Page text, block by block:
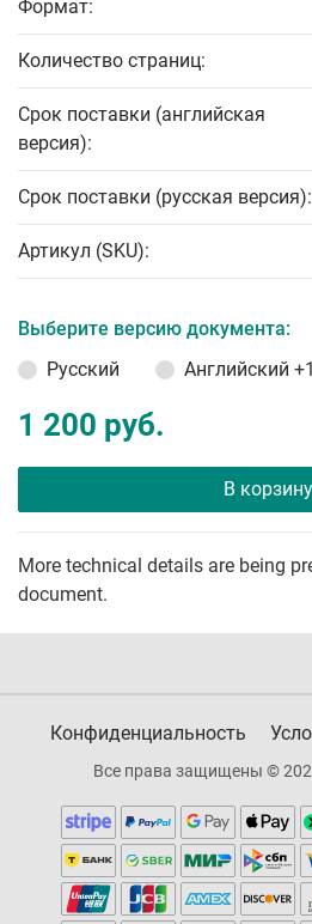
Формат:
Количество страниц:
Срок поставки (английская
версия):
Срок поставки (русская версия):
Артикул (SKU):
Выберите версию документа:
Русский
Английский
1 200 руб.
В корзину
More technical details are being
document.
Конфиденциальность
Все права защищены ©